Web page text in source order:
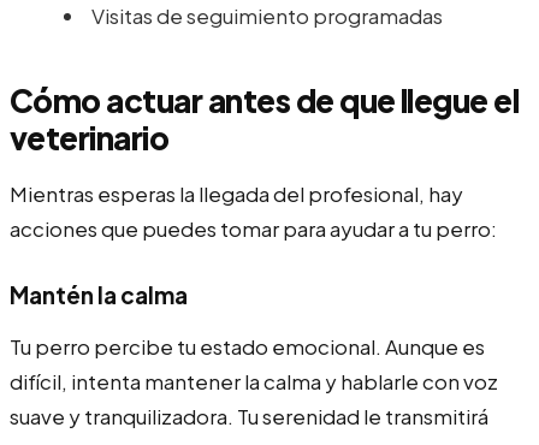
Visitas de seguimiento programadas
Cómo actuar antes de que llegue el
veterinario
Mientras esperas la llegada del profesional, hay
acciones que puedes tomar para ayudar a tu perro:
Mantén la calma
Tu perro percibe tu estado emocional. Aunque es
difícil, intenta mantener la calma y hablarle con voz
suave y tranquilizadora. Tu serenidad le transmitirá